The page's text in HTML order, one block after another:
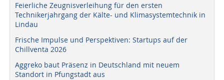
Feierliche Zeugnisverleihung für den ersten
Technikerjahrgang der Kälte- und Klimasystemtechnik in
Lindau
Frische Impulse und Perspektiven: Startups auf der
Chillventa 2026
Aggreko baut Präsenz in Deutschland mit neuem
Standort in Pfungstadt aus